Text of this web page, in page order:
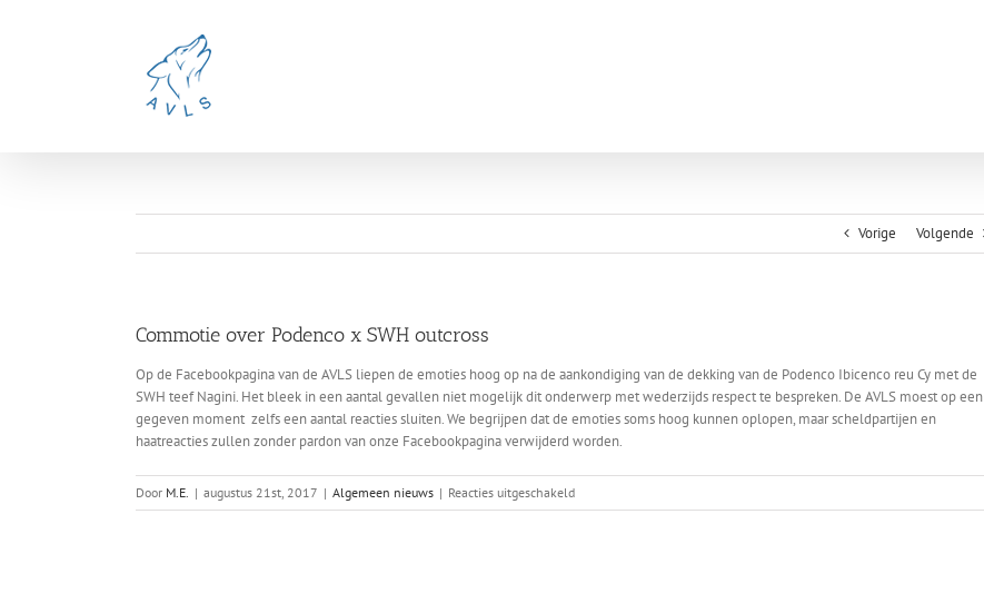
Vorige Volgende
Commotie over Podenco x SWH outcross
Op de Facebookpagina van de AVLS liepen de emoties hoog op na de aankondiging van de dekking van de Podenco Ibicenco reu Cy met de
SWH teef Nagini. Het bleek in een aantal gevallen niet mogelijk dit onderwerp met wederzijds respect te bespreken. De AVLS moest op een
gegeven moment zelfs een aantal reacties sluiten. We begrijpen dat de emoties soms hoog kunnen oplopen, maar scheldpartijen en
haatreacties zullen zonder pardon van onze Facebookpagina verwijderd worden.
Door M.E. | augustus 21st, 2017 | Algemeen nieuws | Reacties uitgeschakeldvoor
Commotie